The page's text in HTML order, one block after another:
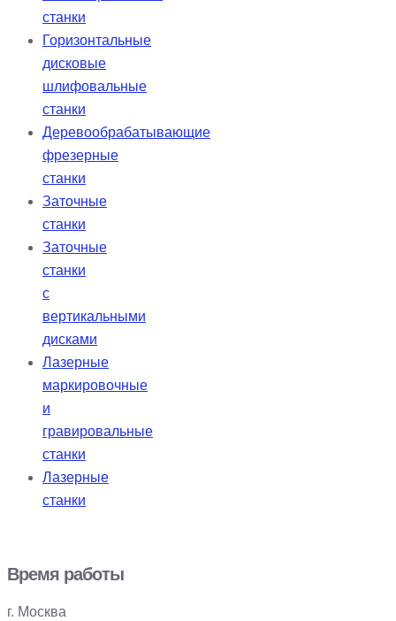
станки
Горизонтальные
дисковые
шлифовальные
станки
Деревообрабатывающие
фрезерные
станки
Заточные
станки
Заточные
станки
с
вертикальными
дисками
Лазерные
маркировочные
и
гравировальные
станки
Лазерные
станки
Время работы
г. Москва